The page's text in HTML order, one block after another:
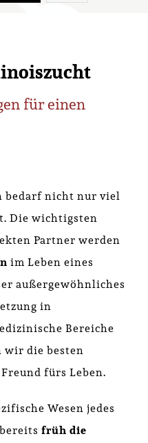
für einen
bedarf nicht nur viel
Die wichtigsten
Partner werden
im Leben eines
außergewöhnliches
in
Bereiche
wir die besten
fürs Leben.
Wesen jedes
früh die